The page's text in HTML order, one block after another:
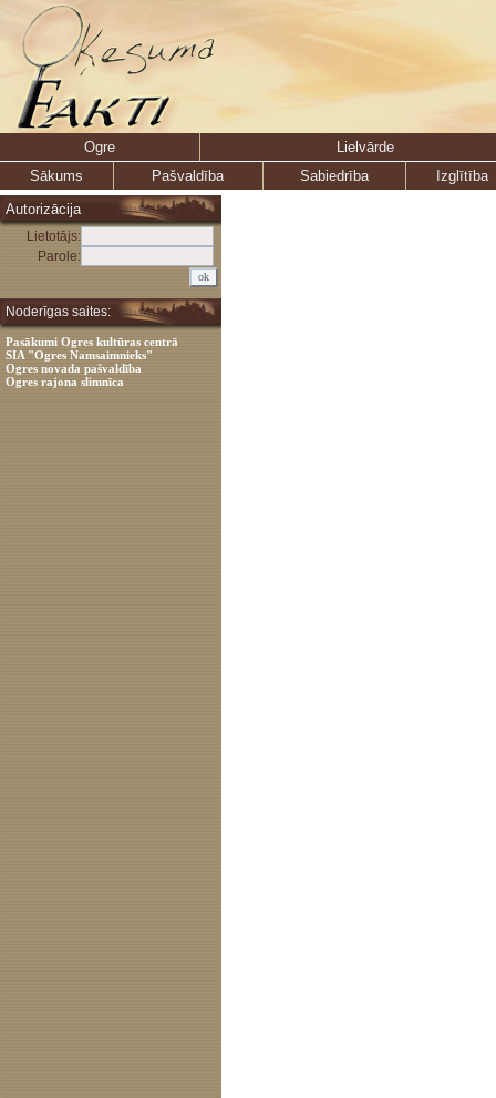
Ogre
Lielvārde
Sākums
Pašvaldība Sabiedrība
Izglītība
Autorizācija
Lietotājs:
Parole:
Noderīgas saites:
Pasākumi Ogres kultūras centrā
SIA "Ogres Namsaimnieks"
Ogres novada pašvaldība
Ogres rajona slimnīca